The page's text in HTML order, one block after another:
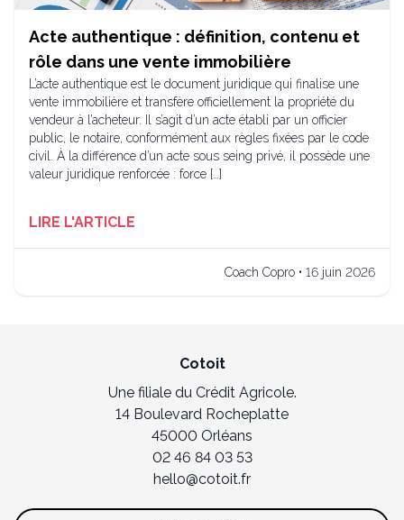
Acte authentique : définition, contenu et
rôle dans une vente immobilière
L’acte authentique est le document juridique qui finalise une
vente immobilière et transfère officiellement la propriété du
vendeur à l’acheteur. Il s’agit d’un acte établi par un officier
public, le notaire, conformément aux règles fixées par le code
civil. À la différence d’un acte sous seing privé, il possède une
valeur juridique renforcée : force […]
LIRE L'ARTICLE
Coach Copro • 16 juin 2026
Cotoit
Une filiale du Crédit Agricole.
14 Boulevard Rocheplatte
45000 Orléans
02 46 84 03 53
hello@cotoit.fr